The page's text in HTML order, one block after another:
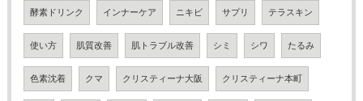
酵素ドリンク インナーケア ニキビ サプリ テラスキン
使い方 肌質改善 肌トラブル改善 シミ シワ たるみ
色素沈着 クマ クリスティーナ大阪 クリスティーナ本町